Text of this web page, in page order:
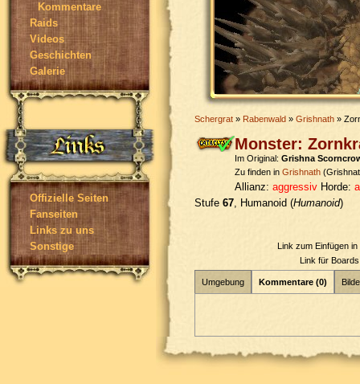
Kommentare
Raids
Videos
Geschichten
Galerie
Offizielle Seiten
Fanseiten
Links zu uns
Sonstige
Schergrat » Rabenwald » Grishnath »
Monster:
Im Original: Grishna
Zu finden in Grishnath
Allianz: aggressiv Horde:
Stufe 67 , Humanoid (Humanoid)
Link zum Einfügen
Link für
Umgebung Kommentare (0)